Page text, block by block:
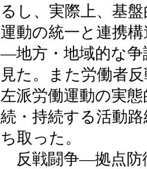
るし、実際上、基
運動の統一と連携
―地方・地域的な争
見た。また労働者
左派労働運動の実
続・持続する活動
ち取った。
反戦闘争―拠点防